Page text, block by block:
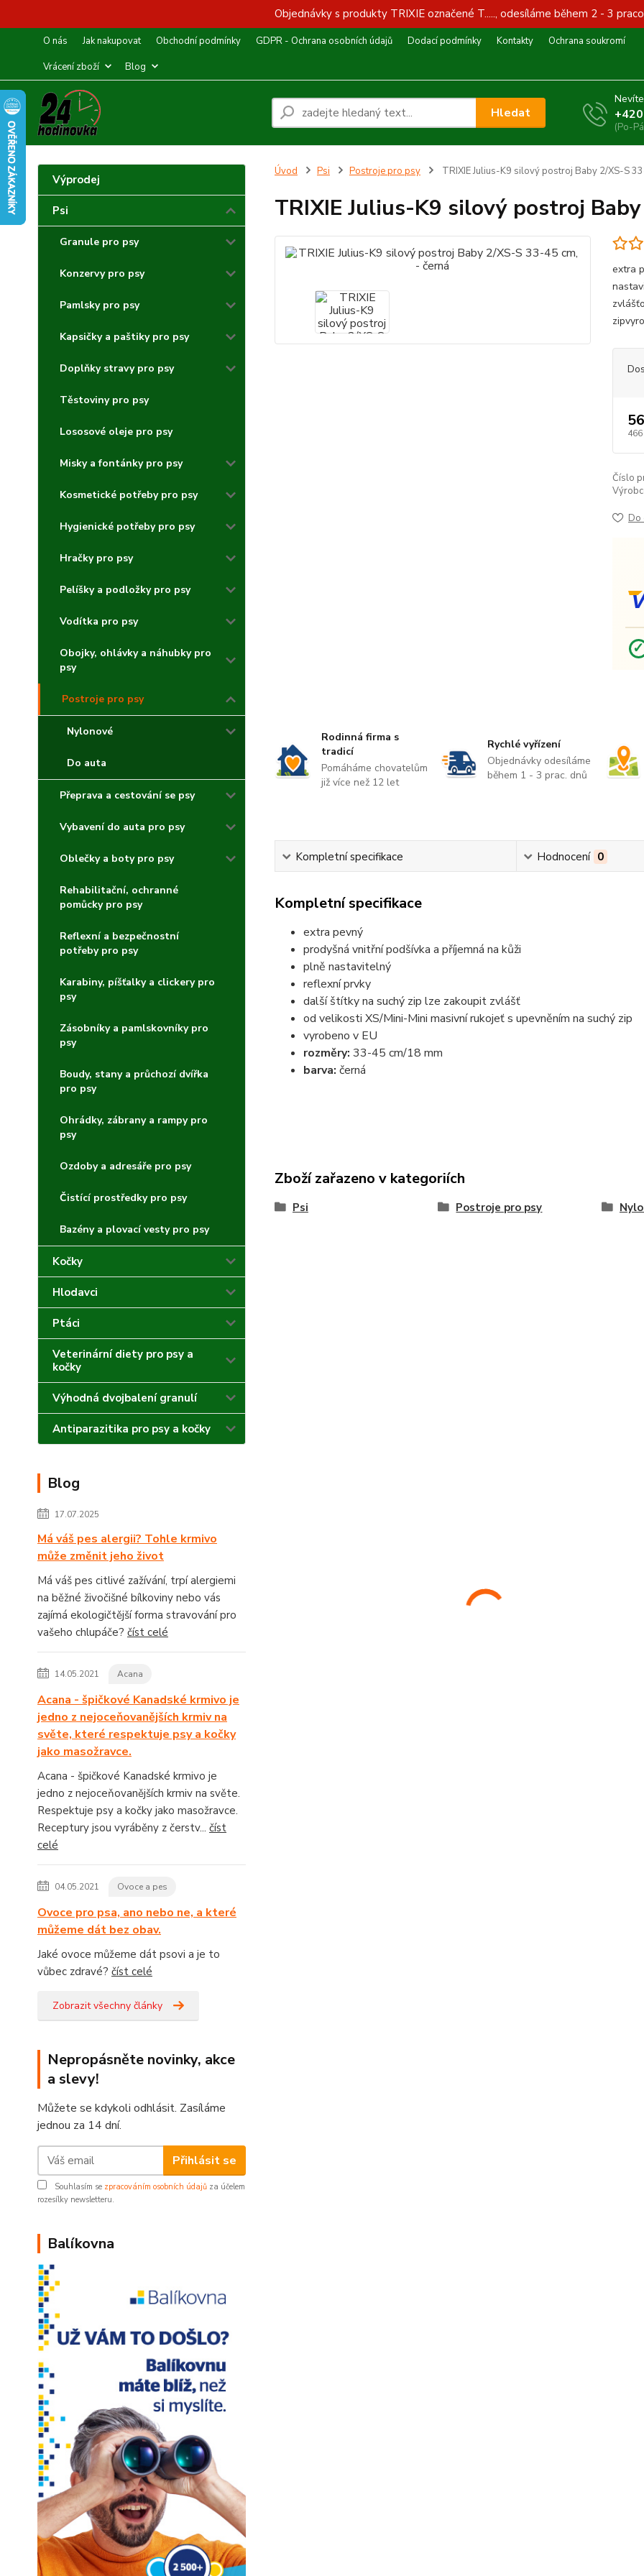
Objednávky s produkty TRIXIE označené T....., odesíláme během 2 - 3
O nás Jak nakupovat Obchodní podmínky GDPR - Ochrana osobních údajů Dodací podmínky Kontakty
Ochrana soukromí
Vrácení zboží
Blog
Hledat
(Po-
Výprodej
Psi
Granule pro psy
Konzervy pro psy
Pamlsky pro psy
Kapsičky a paštiky pro psy
Doplňky stravy pro psy
Těstoviny pro psy
Lososové oleje pro psy
Misky a fontánky pro psy
Kosmetické potřeby pro psy
Hygienické potřeby pro psy
Hračky pro psy
Pelíšky a podložky pro psy
Vodítka pro psy
Obojky, ohlávky a náhubky pro
psy
Postroje pro psy
Nylonové
Do auta
Přeprava a cestování se psy
Vybavení do auta pro psy
Oblečky a boty pro psy
Rehabilitační, ochranné
pomůcky pro psy
Reflexní a bezpečnostní
potřeby pro psy
Karabiny, píšťalky a clickery pro
psy
Zásobníky a pamlskovníky pro
psy
Boudy, stany a průchozí dvířka
pro psy
Ohrádky, zábrany a rampy pro
psy
Ozdoby a adresáře pro psy
Čistící prostředky pro psy
Bazény a plovací vesty pro psy
Kočky
Hlodavci
Ptáci
Veterinární diety pro psy a
kočky
Výhodná dvojbalení granulí
Antiparazitika pro psy a kočky
Blog
17.07.2025
Má váš pes alergii? Tohle krmivo
může změnit jeho život
Má váš pes citlivé zažívání, trpí alergiemi
na běžné živočišné bílkoviny nebo vás
zajímá ekologičtější forma stravování pro
vašeho chlupáče? číst celé
14.05.2021 Acana
Acana - špičkové Kanadské krmivo je
jedno z nejoceňovanějších krmiv na
světe, které respektuje psy a kočky
jako masožravce.
Acana - špičkové Kanadské krmivo je
jedno z nejoceňovanějších krmiv na světe.
Respektuje psy a kočky jako masožravce.
Receptury jsou vyráběny z čerstv... číst
celé
04.05.2021 Ovoce a pes
Ovoce pro psa, ano nebo ne, a které
můžeme dát bez obav.
Jaké ovoce můžeme dát psovi a je to
vůbec zdravé? číst celé
Zobrazit všechny články
Nepropásněte novinky, akce
a slevy!
Můžete se kdykoli odhlásit. Zasíláme
jednou za 14 dní.
Přihlásit se
Souhlasím se zpracováním osobních údajů za účelem
rozesílky newsletteru.
Balíkovna
Úvod Psi Postroje pro psy TRIXIE Julius-K9 silový postroj Baby 2/XS-S
TRIXIE Julius-K9 silový postroj
extra
466
Číslo
Do
✓
Rodinná firma s
tradicí
Pomáháme chovatelům
již více než 12 let
Rychlé vyřízení
Objednávky odesíláme
během 1 - 3 prac. dnů
Kompletní specifikace Hodnocení 0
Kompletní specifikace
extra pevný
prodyšná vnitřní podšívka a příjemná na kůži
plně nastavitelný
reflexní prvky
další štítky na suchý zip lze zakoupit zvlášť
od velikosti XS/Mini-Mini masivní rukojeť s upevněním na suchý zip
vyrobeno v EU
rozměry: 33-45 cm/18 mm
barva: černá
Zboží zařazeno v kategoriích
Psi Postroje pro psy